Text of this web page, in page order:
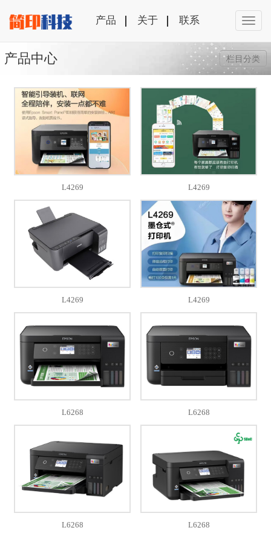
产品 关于 联系
栏目分类
产品中心
L4269 L4269
L4269 L4269
L6268 L6268
L6268 L6268